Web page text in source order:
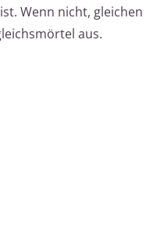
Wenn nicht, gleichen
aus.